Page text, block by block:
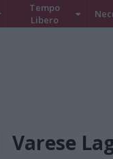
Tempo
Libero
Varese